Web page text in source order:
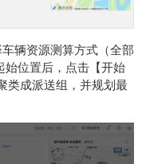
辆资源测算方式（全部
始位置后，点击【开始
类成派送组，并规划最